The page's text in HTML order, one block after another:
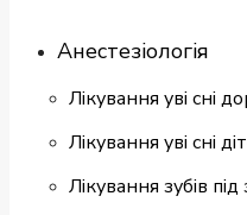
Анестезіологія
Лікування уві сні
Лікування уві сні
Лікування зубів